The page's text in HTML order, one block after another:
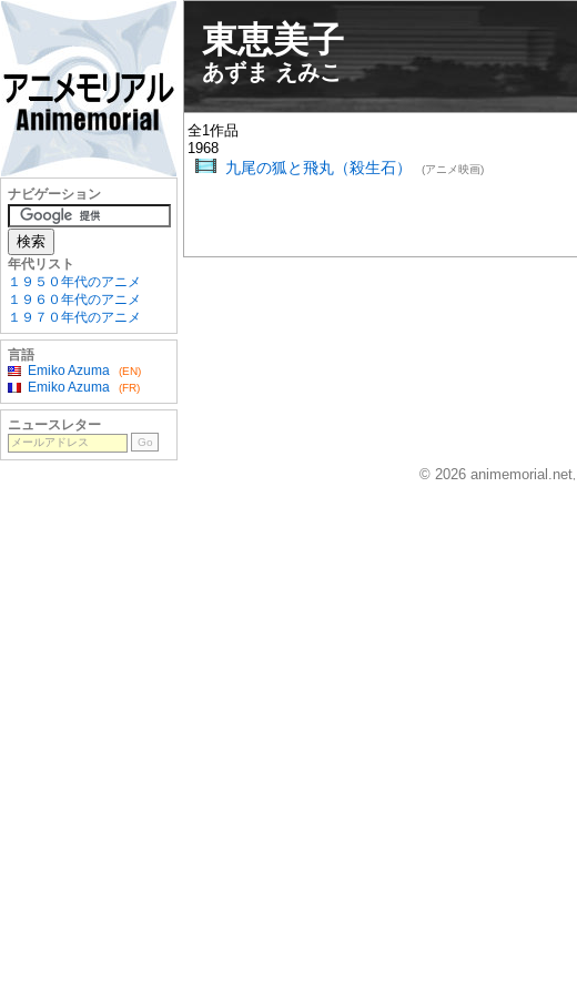
東恵美子
あずま えみこ
全1作品
1968
九尾の狐と飛丸（殺生石） (アニメ映画)
ナビゲーション
年代リスト
１９５０年代のアニメ
１９６０年代のアニメ
１９７０年代のアニメ
言語
Emiko Azuma
(EN)
Emiko Azuma (FR)
ニュースレター
© 2026 animemorial.net